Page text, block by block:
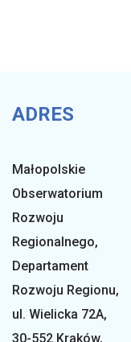
j
u
R
e
ADRES
Małopolskie
Obserwatorium
Rozwoju
Regionalnego,
Departament
Rozwoju Regionu,
ul. Wielicka 72A,
30-552 Kraków,